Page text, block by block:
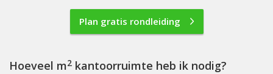
Plan gratis rondleiding
Hoeveel m2 kantoorruimte heb ik nodig?